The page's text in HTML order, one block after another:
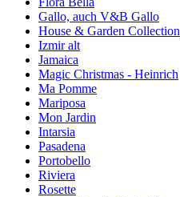
Gallo, auch V&B Gallo
House & Garden Collection
Izmir alt
Jamaica
Magic Christmas - Heinrich
Ma Pomme
Mariposa
Mon Jardin
Intarsia
Pasadena
Portobello
Riviera
Rosette